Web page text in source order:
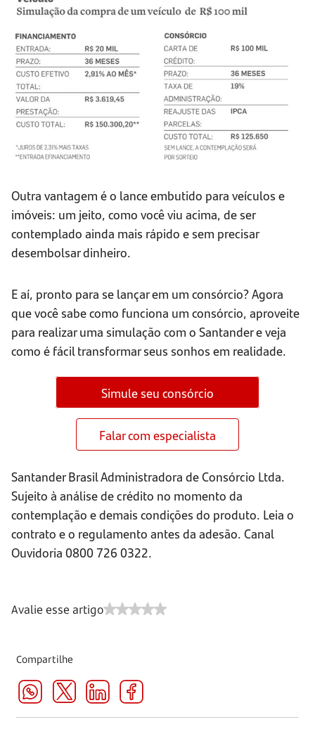
Outra vantagem é o lance embutido para veículos e
imóveis: um jeito, como você viu acima, de ser
contemplado ainda mais rápido e sem precisar
desembolsar dinheiro.
E aí, pronto para se lançar em um consórcio? Agora
que você sabe como funciona um consórcio, aproveite
para realizar uma simulação com o Santander e veja
como é fácil transformar seus sonhos em realidade.
Simule seu consórcio
Falar com especialista
Santander Brasil Administradora de Consórcio Ltda.
Sujeito à análise de crédito no momento da
contemplação e demais condições do produto. Leia o
contrato e o regulamento antes da adesão. Canal
Ouvidoria 0800 726 0322.
Avalie esse artigo
Compartilhe